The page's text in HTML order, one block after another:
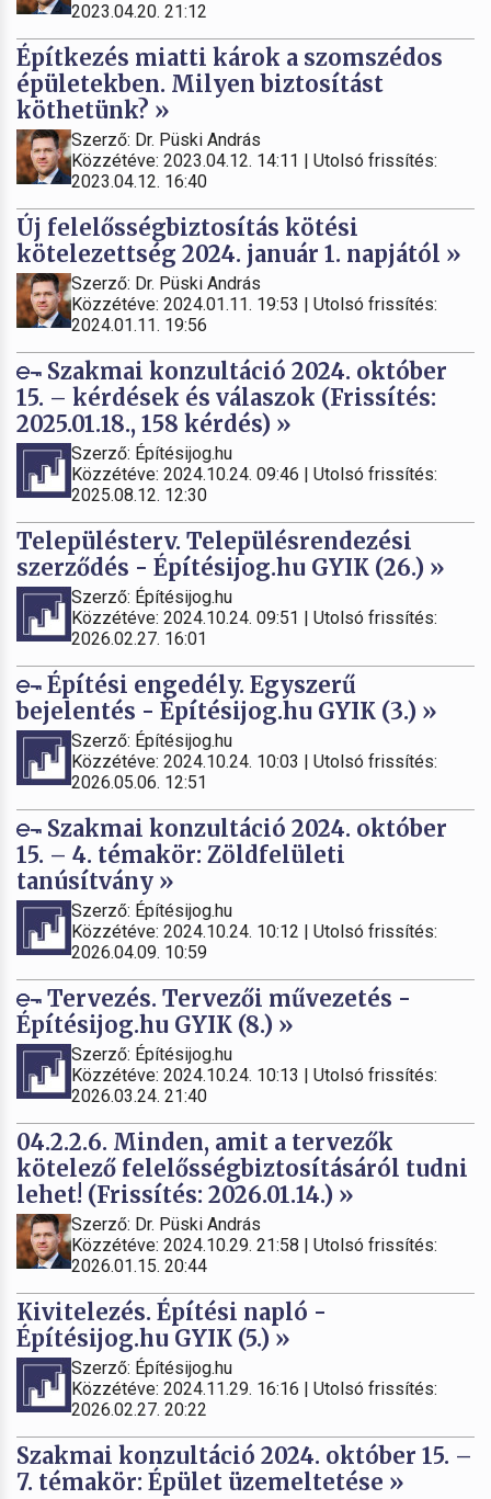
2023.04.20. 21:12
Építkezés miatti károk a szomszédos
épületekben. Milyen biztosítást
köthetünk? »
Szerző: Dr. Püski András
Közzétéve: 2023.04.12. 14:11 | Utolsó frissítés:
2023.04.12. 16:40
Új felelősségbiztosítás kötési
kötelezettség 2024. január 1. napjától »
Szerző: Dr. Püski András
Közzétéve: 2024.01.11. 19:53 | Utolsó frissítés:
2024.01.11. 19:56
Szakmai konzultáció 2024. október
15. – kérdések és válaszok (Frissítés:
2025.01.18., 158 kérdés) »
Szerző: Építésijog.hu
Közzétéve: 2024.10.24. 09:46 | Utolsó frissítés:
2025.08.12. 12:30
Településterv. Településrendezési
szerződés - Építésijog.hu GYIK (26.) »
Szerző: Építésijog.hu
Közzétéve: 2024.10.24. 09:51 | Utolsó frissítés:
2026.02.27. 16:01
Építési engedély. Egyszerű
bejelentés - Építésijog.hu GYIK (3.) »
Szerző: Építésijog.hu
Közzétéve: 2024.10.24. 10:03 | Utolsó frissítés:
2026.05.06. 12:51
Szakmai konzultáció 2024. október
15. – 4. témakör: Zöldfelületi
tanúsítvány »
Szerző: Építésijog.hu
Közzétéve: 2024.10.24. 10:12 | Utolsó frissítés:
2026.04.09. 10:59
Tervezés. Tervezői művezetés -
Építésijog.hu GYIK (8.) »
Szerző: Építésijog.hu
Közzétéve: 2024.10.24. 10:13 | Utolsó frissítés:
2026.03.24. 21:40
04.2.2.6. Minden, amit a tervezők
kötelező felelősségbiztosításáról tudni
lehet! (Frissítés: 2026.01.14.) »
Szerző: Dr. Püski András
Közzétéve: 2024.10.29. 21:58 | Utolsó frissítés:
2026.01.15. 20:44
Kivitelezés. Építési napló -
Építésijog.hu GYIK (5.) »
Szerző: Építésijog.hu
Közzétéve: 2024.11.29. 16:16 | Utolsó frissítés:
2026.02.27. 20:22
Szakmai konzultáció 2024. október 15. –
7. témakör: Épület üzemeltetése »